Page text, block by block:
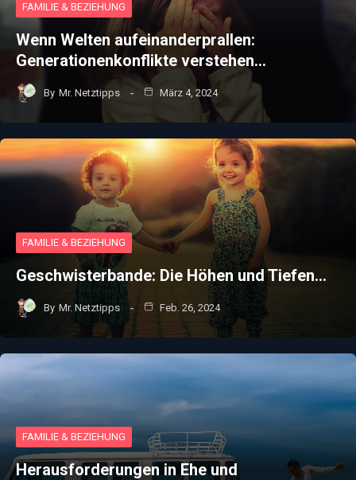
FAMILIE & BEZIEHUNG
Wenn Welten aufeinanderprallen:
Generationenkonflikte verstehen…
By Mr. Netztipps März 4, 2024
FAMILIE & BEZIEHUNG
Geschwisterbande: Die Höhen und Tiefen…
By Mr. Netztipps Feb. 26, 2024
FAMILIE & BEZIEHUNG
Herausforderungen in Ehe und